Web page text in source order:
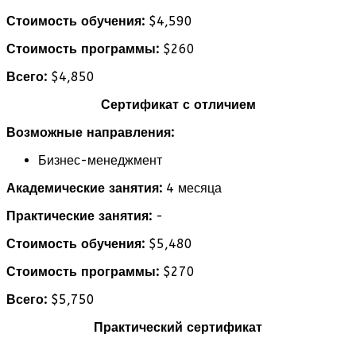
Стоимость обучения: $4,590
Стоимость программы: $260
Всего: $4,850
Сертификат с отличием
Возможные направления:
Бизнес-менеджмент
Академические занятия: 4 месяца
Практические занятия: -
Стоимость обучения: $5,480
Стоимость программы: $270
Всего: $5,750
Практический сертификат